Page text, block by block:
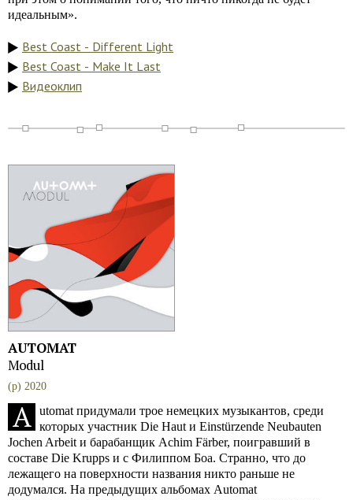
идеальным».
Best Coast - Different Light
Best Coast - Make It Last
Видеоклип
AUTOMAT
Modul
(p) 2020
A
utomat придумали трое немецких музыкантов, среди
которых участник Die Haut и Einstürzende Neubauten
Jochen Arbeit и барабанщик Achim Färber, поигравший в
составе Die Krupps и с Филиппом Боа. Странно, что до
лежащего на поверхности названия никто раньше не
додумался. На предыдущих альбомах Automat